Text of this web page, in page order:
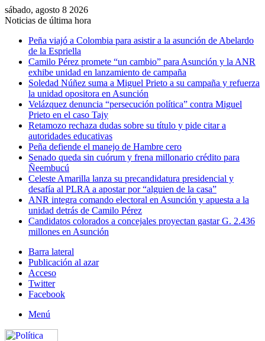
sábado, agosto 8 2026
Noticias de última hora
Peña viajó a Colombia para asistir a la asunción de Abelardo
de la Espriella
Camilo Pérez promete “un cambio” para Asunción y la ANR
exhibe unidad en lanzamiento de campaña
Soledad Núñez suma a Miguel Prieto a su campaña y refuerza
la unidad opositora en Asunción
Velázquez denuncia “persecución política” contra Miguel
Prieto en el caso Tajy
Retamozo rechaza dudas sobre su título y pide citar a
autoridades educativas
Peña defiende el manejo de Hambre cero
Senado queda sin cuórum y frena millonario crédito para
Ñeembucú
Celeste Amarilla lanza su precandidatura presidencial y
desafía al PLRA a apostar por “alguien de la casa”
ANR integra comando electoral en Asunción y apuesta a la
unidad detrás de Camilo Pérez
Candidatos colorados a concejales proyectan gastar G. 2.436
millones en Asunción
Barra lateral
Publicación al azar
Acceso
Twitter
Facebook
Menú